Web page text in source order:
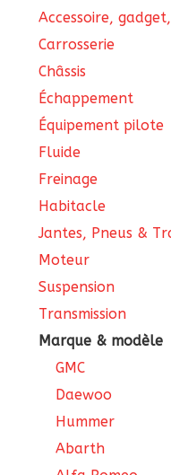
Accessoire,
Carrosserie
Châssis
Échappement
Équipement pilote
Fluide
Freinage
Habitacle
Jantes, Pneus &
Moteur
Suspension
Transmission
Marque & modèle
GMC
Daewoo
Hummer
Abarth